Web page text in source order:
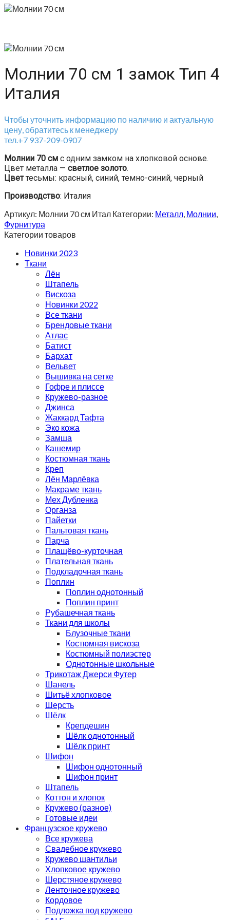
Молнии 70 см 1 замок Тип 4
Италия
Чтобы уточнить информацию по наличию и актуальную
цену, обратитесь к менеджеру
тел.+7 937-209-0907
Молнии 70 см с одним замком на хлопковой основе.
Цвет металла — светлое золото.
Цветтесьмы: красный, синий, темно-синий, черный
Производство: Италия
Артикул: Молнии 70 см Итал Категории: Металл, Молнии,
Фурнитура
Категории товаров
Новинки 2023
Ткани
Лён
Штапель
Вискоза
Новинки 2022
Все ткани
Брендовые ткани
Атлас
Батист
Бархат
Вельвет
Вышивка на сетке
Гофре и плиссе
Кружево-разное
Джинса
Жаккард Тафта
Эко кожа
Замша
Кашемир
Костюмная ткань
Креп
Лён Марлёвка
Макраме ткань
Мех Дубленка
Органза
Пайетки
Пальтовая ткань
Парча
Плащёво-курточная
Плательная ткань
Подкладочная ткань
Поплин
Поплин однотонный
Поплин принт
Рубашечная ткань
Ткани для школы
Блузочные ткани
Костюмная вискоза
Костюмный полиэстер
Однотонные школьные
Трикотаж Джерси Футер
Шанель
Шитьё хлопковое
Шерсть
Шёлк
Крепдешин
Шёлк однотонный
Шёлк принт
Шифон
Шифон однотонный
Шифон принт
Штапель
Коттон и хлопок
Кружево (разное)
Готовые идеи
Французское кружево
Все кружева
Свадебное кружево
Кружево шантильи
Хлопковое кружево
Шерстяное кружево
Ленточное кружево
Кордовое
Подложка под кружево